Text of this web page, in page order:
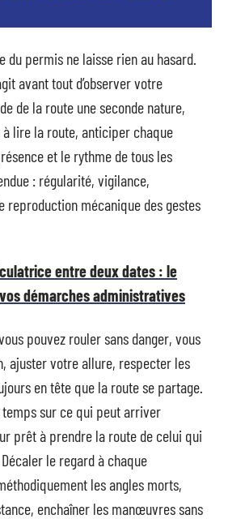
du permis ne laisse rien au hasard.
avant tout d’observer votre
de la route une seconde nature,
lire la route, anticiper chaque
et le rythme de tous les
: régularité, vigilance,
reproduction mécanique des gestes
entre deux dates : le
démarches administratives
pouvez rouler sans danger, vous
ajuster votre allure, respecter les
en tête que la route se partage.
temps sur ce qui peut arriver
prêt à prendre la route de celui qui
le regard à chaque
les angles morts,
enchaîner les manœuvres sans